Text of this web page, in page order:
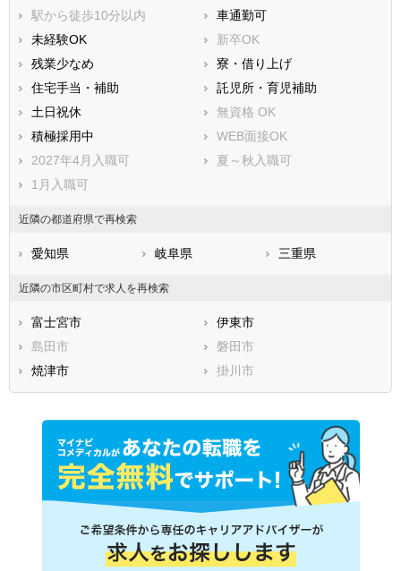
駅から徒歩10分以内
車通勤可
未経験OK
新卒OK
残業少なめ
寮・借り上げ
住宅手当・補助
託児所・育児補助
土日祝休
無資格 OK
積極採用中
WEB面接OK
2027年4月入職可
夏～秋入職可
1月入職可
近隣の都道府県で再検索
愛知県 岐阜県 三重県
近隣の市区町村で求人を再検索
富士宮市
伊東市
島田市
磐田市
焼津市
掛川市